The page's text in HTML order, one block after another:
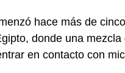
hace más de
donde una
en contacto con